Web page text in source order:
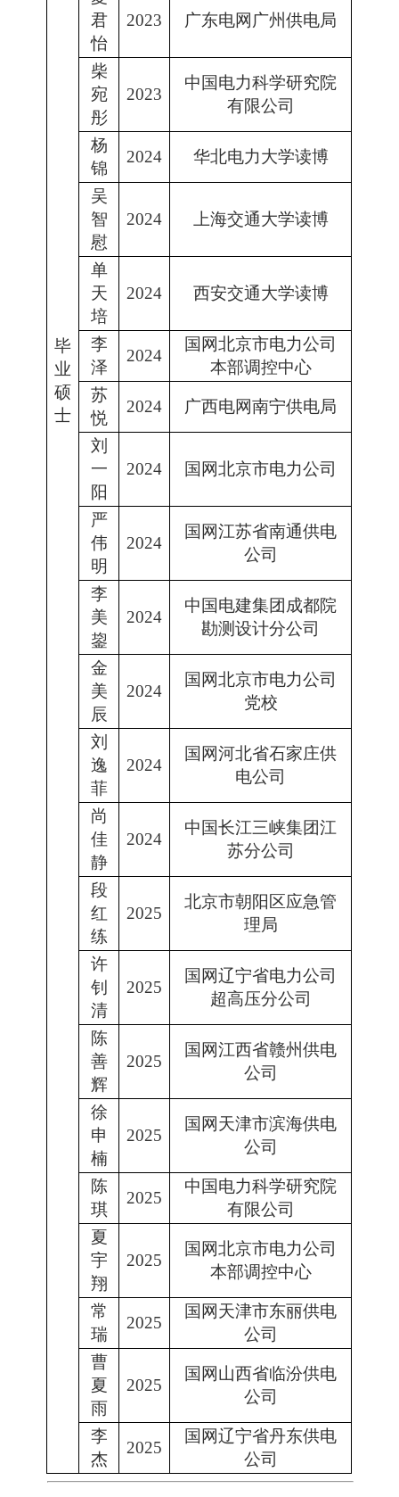
毕
业
硕
士
君
怡
2023 广东电网广州供电局
柴
宛
彤
2023
中国电力科学研究院
有限公司
杨
锦
2024 华北电力大学读博
吴
智
慰
2024 上海交通大学读博
单
天
培
2024 西安交通大学读博
李
泽
2024
国网北京市电力公司
本部调控中心
苏
悦
2024 广西电网南宁供电局
刘
一
阳
2024 国网北京市电力公司
严
伟
明
2024
国网江苏省南通供电
公司
李
美
鋆
2024
中国电建集团成都院
勘测设计分公司
金
美
辰
2024
国网北京市电力公司
党校
刘
逸
菲
2024
国网河北省石家庄供
电公司
尚
佳
静
2024
中国长江三峡集团江
苏分公司
段
红
练
2025
北京市朝阳区应急管
理局
许
钊
清
2025
国网辽宁省电力公司
超高压分公司
陈
善
辉
2025
国网江西省赣州供电
公司
徐
申
楠
2025
国网天津市滨海供电
公司
陈
琪
2025
中国电力科学研究院
有限公司
夏
宇
翔
2025
国网北京市电力公司
本部调控中心
常
瑞
2025
国网天津市东丽供电
公司
曹
夏
雨
2025
国网山西省临汾供电
公司
李
杰
2025
国网辽宁省丹东供电
公司